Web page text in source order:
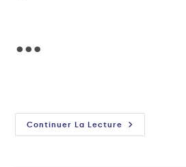
…
Continuer La Lecture